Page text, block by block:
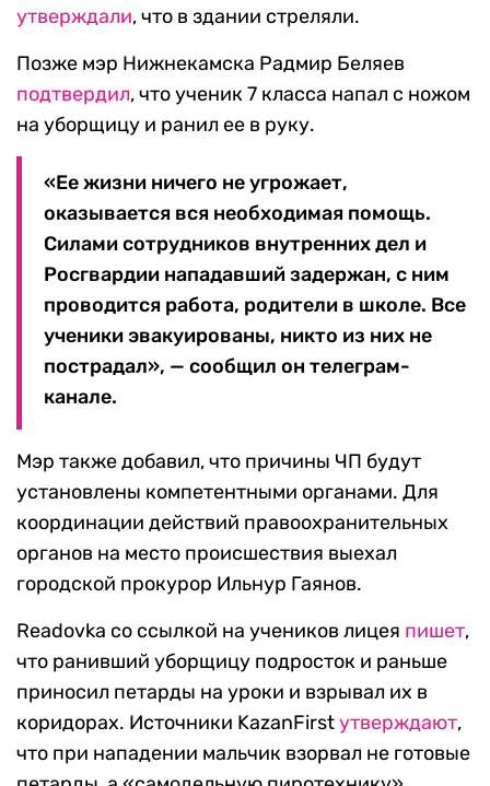
утверждали, что в здании стреляли.
Позже мэр Нижнекамска Радмир Беляев
подтвердил, что ученик 7 класса напал с ножом
на уборщицу и ранил ее в руку.
«Ее жизни ничего не угрожает,
оказывается вся необходимая помощь.
Силами сотрудников внутренних дел и
Росгвардии нападавший задержан, с ним
проводится работа, родители в школе. Все
ученики эвакуированы, никто из них не
пострадал», — сообщил он телеграм-
канале.
Мэр также добавил, что причины ЧП будут
установлены компетентными органами. Для
координации действий правоохранительных
органов на место происшествия выехал
городской прокурор Ильнур Гаянов.
Readovka со ссылкой на учеников лицея пишет,
что ранивший уборщицу подросток и раньше
приносил петарды на уроки и взрывал их в
коридорах. Источники KazanFirstутверждают,
что при нападении мальчик взорвал не готовые